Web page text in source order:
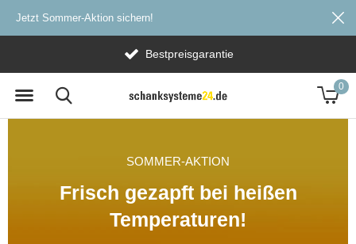
0
Bestpreisgarantie
Jetzt Sommer-Aktion sichern!
SOMMER-AKTION
Frisch gezapft bei heißen
Temperaturen!